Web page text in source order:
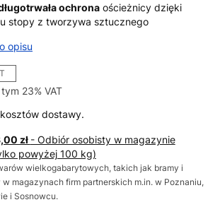
ochrona ościeżnicy dzięki
stopy z tworzywa sztucznego
opisu
23% VAT
23% VAT
dostawy.
zł - Odbiór osobisty w magazynie
powyżej 100 kg)
wielkogabarytowych, takich jak bramy i
magazynach firm partnerskich m.in. w Poznaniu,
i Sosnowcu.